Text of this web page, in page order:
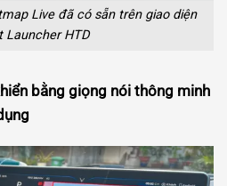
Live đã có sẵn trên giao diện
Launcher HTD
bằng giọng nói thông minh